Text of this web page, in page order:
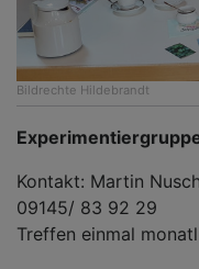
Bildrechte Hildebrandt
Kontakt: Martin
09145/ 83 92 29
Treffen einmal